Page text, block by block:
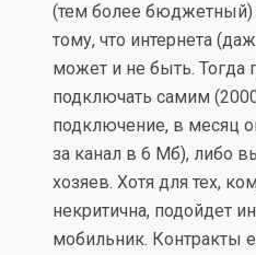
(тем более бюджетный)
тому, что интернета
может и не быть. Тогда
подключать самим
подключение, в месяц
за канал в 6 Мб), либо
хозяев. Хотя для тех,
некритична, подойдет
мобильник. Контракты